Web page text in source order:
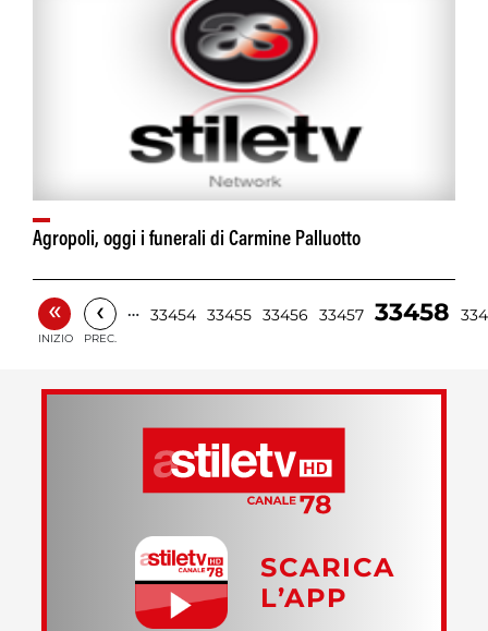
Agropoli, oggi i funerali di Carmine Palluotto
«
INIZIO
‹
PREC.
… 33454 33455 33456 33457 33458
SCARICA
L’APP